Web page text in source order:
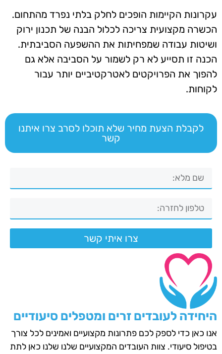
עקרונות הקיימות הופכים לחלק בלתי נפרד מהתחום.
הכשרה מקצועית צריכה לכלול הבנה של תכנון ירוק
ושיטות עבודה שמפחיתות את ההשפעה הסביבתית.
הכנה זו תסייע לא רק לשמור על הסביבה אלא גם
להפוך את הפרויקטים לאטרקטיביים יותר עבור
לקוחות.
לקבלת הצעת מחיר שלא תוכלו לסרב צרו איתנו
קשר
צרו איתי קשר
היחידה לעובדים זרים ומטפלים סיעודיים
אנו כאן כדי לספק לכם פתרונות מקצועיים ואמינים לכל צורך
בטיפול סיעודי. צוות העובדים המקצועיים שלנו שלנו כאן לתת